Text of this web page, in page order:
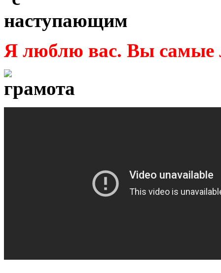
Я люблю вас. Вы самые